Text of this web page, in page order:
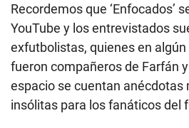
Recordemos que ‘Enfocados’
YouTube y los entrevistados
exfutbolistas, quienes en
fueron compañeros de Farfán
espacio se cuentan anécdotas
insólitas para los fanáticos del